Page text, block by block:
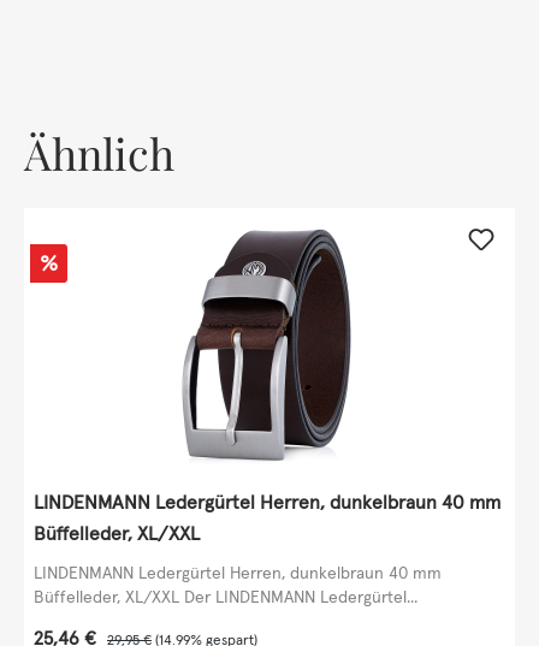
Ähnlich
Rabatt
%
LINDENMANN Ledergürtel Herren, dunkelbraun 40 mm
Büffelleder, XL/XXL
LINDENMANN Ledergürtel Herren, dunkelbraun 40 mm
Büffelleder, XL/XXL Der LINDENMANN Ledergürtel...
Verkaufspreis:
25,46 € Regulärer Preis:
29,95 € (14.99% gespart)